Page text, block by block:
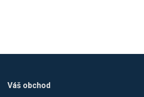
Váš obchod